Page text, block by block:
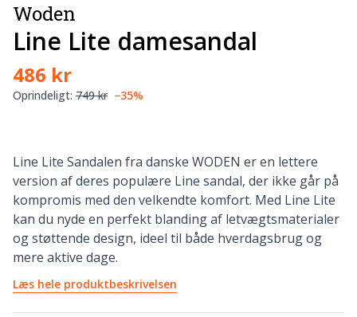
Woden
Line Lite damesandal
486 kr
Oprindeligt: 749 kr −35%
Line Lite Sandalen fra danske WODEN er en lettere
version af deres populære Line sandal, der ikke går på
kompromis med den velkendte komfort. Med Line Lite
kan du nyde en perfekt blanding af letvægtsmaterialer
og støttende design, ideel til både hverdagsbrug og
mere aktive dage.
Læs hele produktbeskrivelsen